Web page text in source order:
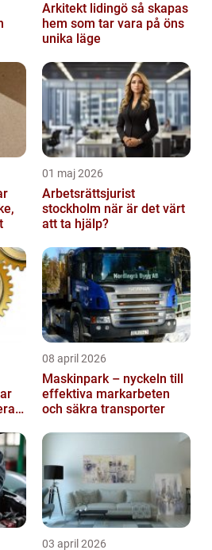
Arkitekt lidingö så skapas
hem som tar vara på öns
unika läge
01 maj 2026
Arbetsrättsjurist
stockholm när är det värt
att ta hjälp?
08 april 2026
Maskinpark – nyckeln till
effektiva markarbeten
och säkra transporter
03 april 2026